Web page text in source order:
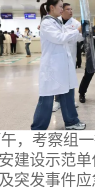
，考察组
建设示范
突发事件